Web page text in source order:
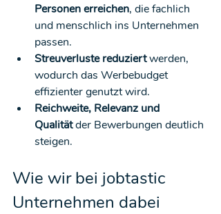
Personen erreichen, die fachlich
und menschlich ins Unternehmen
passen.
Streuverluste reduziert werden,
wodurch das Werbebudget
effizienter genutzt wird.
Reichweite, Relevanz und
Qualität der Bewerbungen deutlich
steigen.
Wie wir bei jobtastic
Unternehmen dabei